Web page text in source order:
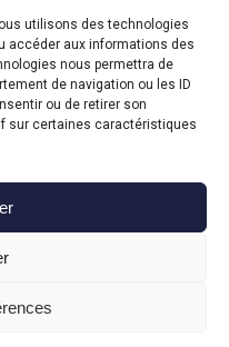
utilisons des technologies
accéder aux informations des
nous permettra de
de navigation ou les ID
ou de retirer son
sur certaines caractéristiques
: Économisez sur vos
Bon plans
2024
de cookies